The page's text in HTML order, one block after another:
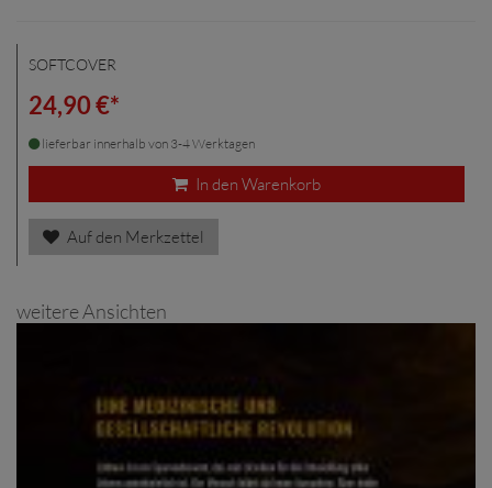
SOFTCOVER
24,90 €*
lieferbar innerhalb von 3-4 Werktagen
In den Warenkorb
Auf den Merkzettel
weitere Ansichten